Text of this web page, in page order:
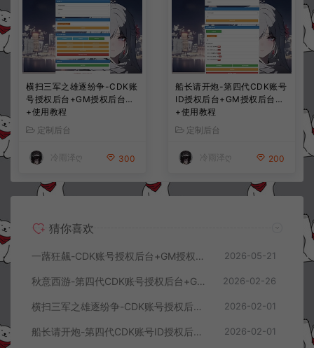
横扫三军之雄逐纷争-CDK账
号授权后台+GM授权后台
+使用教程
定制后台
冷雨泽ღ 300
船长请开炮-第四代CDK账号
ID授权后台+GM授权后台
+使用教程
定制后台
冷雨泽ღ 200
猜你喜欢
一蕗狂飆-CDK账号授权后台+GM授权后台+使用教程 2026-05-21
秋意西游-第四代CDK账号授权后台+GM授权后台+使用教程 2026-02-26
横扫三军之雄逐纷争-CDK账号授权后台+GM授权后台+使用教程 2026-02-01
船长请开炮-第四代CDK账号ID授权后台+GM授权后台+使用教程 2026-02-01